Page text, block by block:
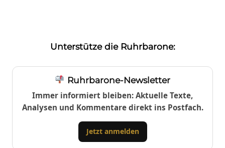
Unterstütze die Ruhrbarone:
Ruhrbarone-Newsletter
Immer informiert bleiben: Aktuelle Texte,
Analysen und Kommentare direkt ins Postfach.
Jetzt anmelden